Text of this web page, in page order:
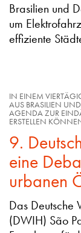
Brasilien und
um
effiziente
IN EINEM
AUS BRASILIEN
AGENDA ZUR
ERSTELLEN
9.
eine
urbanen
Das Deutsche
(DWIH) São